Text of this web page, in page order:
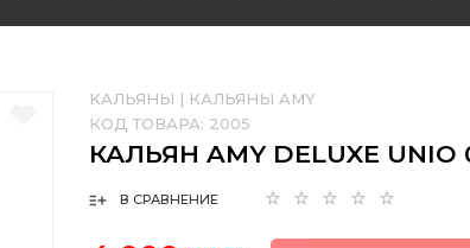
КАЛЬЯНЫ | КАЛЬЯНЫ AMY
КОД ТОВАРА: 2005
КАЛЬЯН AMY DELUXE UNIO
В СРАВНЕНИЕ